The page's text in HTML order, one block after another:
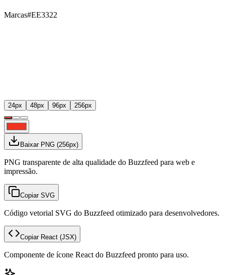
Marcas#EE3322
24px 48px 96px 256px
Baixar PNG (256px)
PNG transparente de alta qualidade do Buzzfeed para web e
impressão.
Copiar SVG
Código vetorial SVG do Buzzfeed otimizado para desenvolvedores.
Copiar React (JSX)
Componente de ícone React do Buzzfeed pronto para uso.